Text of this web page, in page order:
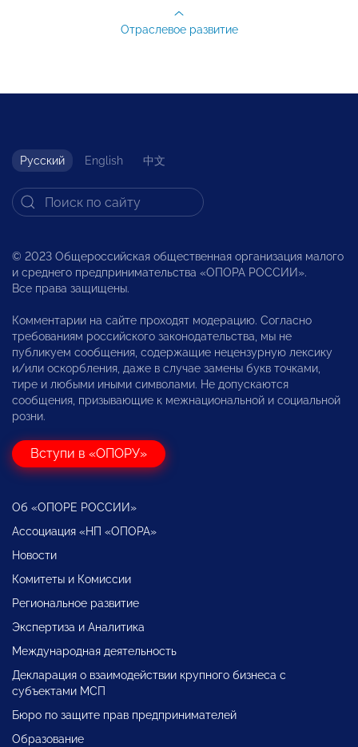
Отраслевое развитие
Русский English 中文
© 2023 Общероссийская общественная организация малого
и среднего предпринимательства «ОПОРА РОССИИ».
Все права защищены.
Комментарии на сайте проходят модерацию. Согласно
требованиям российского законодательства, мы не
публикуем сообщения, содержащие нецензурную лексику
и/или оскорбления, даже в случае замены букв точками,
тире и любыми иными символами. Не допускаются
сообщения, призывающие к межнациональной и социальной
розни.
Вступи в «ОПОРУ»
Об «ОПОРЕ РОССИИ»
Ассоциация «НП «ОПОРА»
Новости
Комитеты и Комиссии
Региональное развитие
Экспертиза и Аналитика
Международная деятельность
Декларация о взаимодействии крупного бизнеса с
субъектами МСП
Бюро по защите прав предпринимателей
Образование